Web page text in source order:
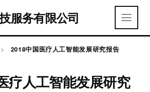
服务有限公司
> 2018中国医疗人工智能发展研究报告
疗人工智能发展研究